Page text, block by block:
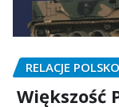
RELACJE
Większość